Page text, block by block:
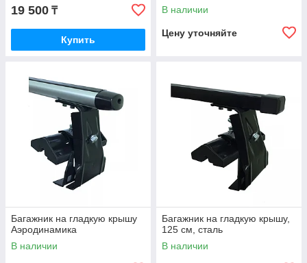
19 500 ₸
Купить
В наличии
Цену уточняйте
Багажник на гладкую крышу
Аэродинамика
В наличии
Багажник на гладкую крышу,
125 см, сталь
В наличии